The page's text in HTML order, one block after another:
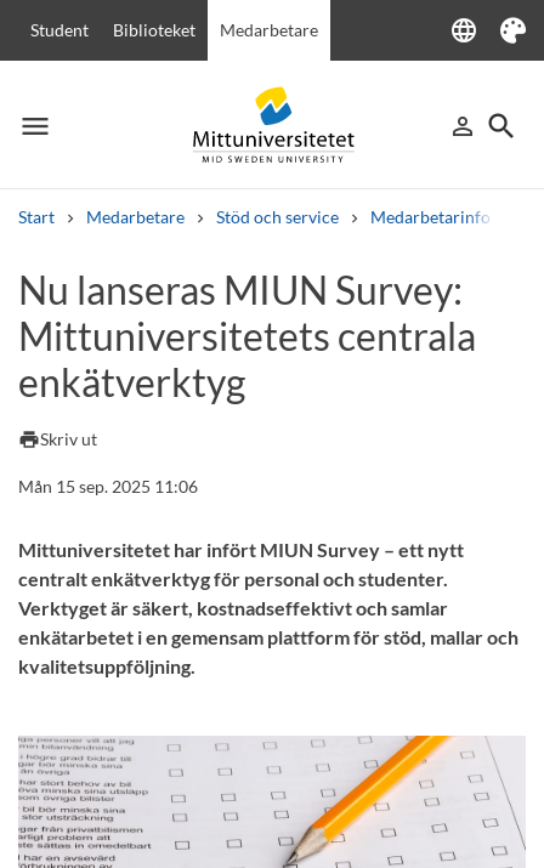
Student Biblioteket Medarbetare language
Language
Tema
menu
Meny person_outline
Logga in
search
Sök
Start Medarbetare Stöd och service Medarbetarinfo
Andra söktjänster
Kurser och program Kursplaner VälkomstbrevPersonal
Lediga jobb
Nu lanseras MIUN Survey:
Mittuniversitetets centrala
enkätverktyg
printSkriv ut
Mån 15 sep. 2025 11:06
Mittuniversitetet har infört MIUN Survey – ett nytt
centralt enkätverktyg för personal och studenter.
Verktyget är säkert, kostnadseffektivt och samlar
enkätarbetet i en gemensam plattform för stöd, mallar och
kvalitetsuppföljning.